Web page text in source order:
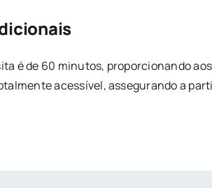
é de 60 minutos, proporcionando
acessível, assegurando a